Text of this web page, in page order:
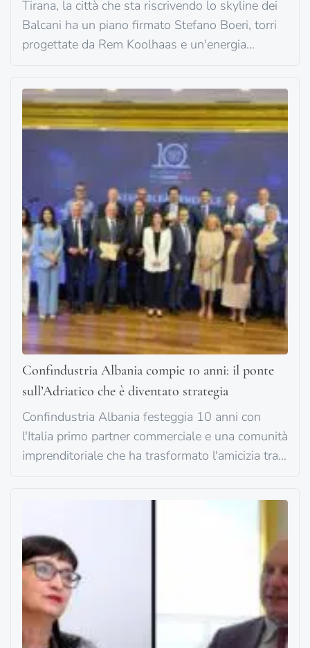
Tirana, la città che sta riscrivendo lo skyline dei
Balcani ha un piano firmato Stefano Boeri, torri
progettate da Rem Koolhaas e un'energia
Confindustria Albania compie 10 anni: il ponte
sull’Adriatico che è diventato strategia
Confindustria Albania festeggia 10 anni con
l'Italia primo partner commerciale e una comunità
imprenditoriale che ha trasformato l'amicizia tra